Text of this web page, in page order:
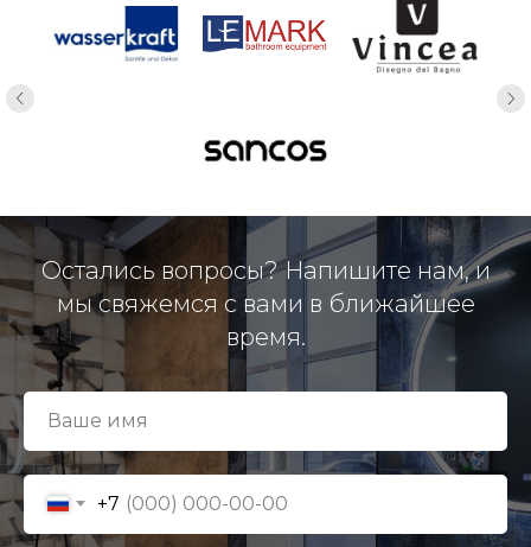
Остались вопросы? Напишите нам, и
мы свяжемся с вами в ближайшее
время.
+7